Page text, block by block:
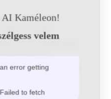
permetezhető
és kültéri
és formatervezés.
és a
és műanyag sima, nem
tartozékok,
szerszámok és
Kaméleon!
velem
error getting
to fetch